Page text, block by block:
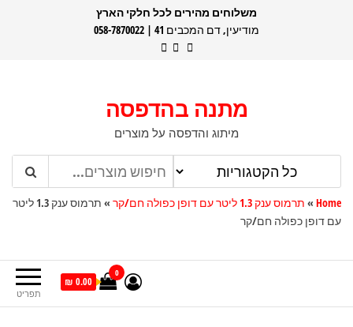
משלוחים מהירים לכל חלקי הארץ
מודיעין, דם המכבים 41 | 058-7870022
מתנה בהדפסה
מיתוג והדפסה על מוצרים
Home
» תרמוס ענק 1.3 ליטר עם דופן כפולה חם/קר »
תרמוס ענק 1.3 ליטר
עם דופן כפולה חם/קר
תפריט
0
0.00 ₪